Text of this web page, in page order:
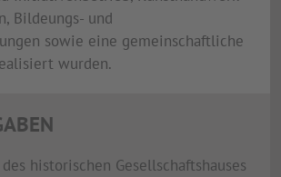
Bildeungs- und
sowie eine gemeinschaftliche
wurden.
historischen Gesellschaftshauses